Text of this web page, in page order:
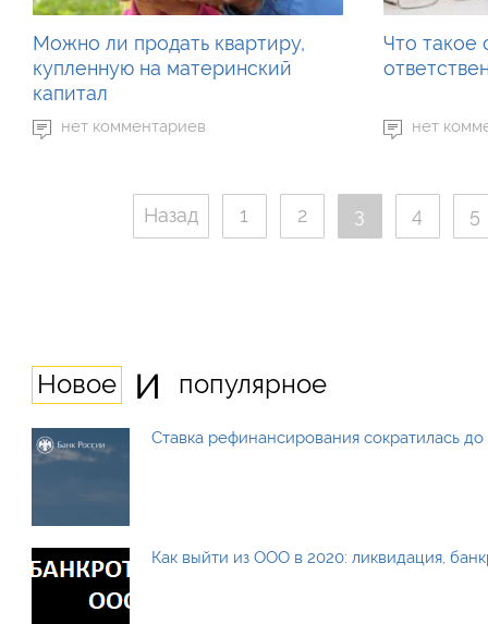
Можно ли продать квартиру,
купленную на материнский
капитал
нет комментариев
Что такое
нет
Назад 1 2 3 4 5
Новое и популярное
Ставка рефинансирования сократилась
Как выйти из ООО в 2020: ликвидация,